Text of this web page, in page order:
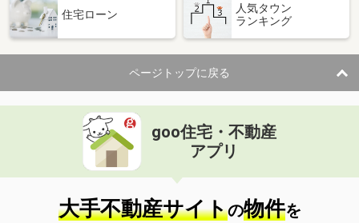
住宅ローン
人気タウン
ランキング
ページトップに戻る
goo住宅・不動産
アプリ
大手不動産サイトの物件を